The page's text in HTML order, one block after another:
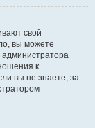
свой
вы можете
к
вы не знаете, за